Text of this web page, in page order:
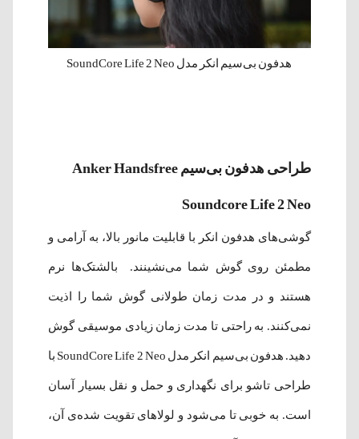
هدفون بی‌سیم انکر مدل SoundCore Life 2 Neo
طراحی هدفون بی‌سیم Anker Handsfree
Soundcore Life 2 Neo
گوشی‌های هدفون انکر با قابلیت مانور بالا، به آرامی و
مطمئن روی گوش شما می‌نشینند. بالشتک‌ها نرم
هستند و در مدت زمان طولانی گوش شما را اذیت
نمی‌کنند. به راحتی تا مدت زمان زیادی موسیقی گوش
دهید. هدفون بی‌سیم انکر مدل SoundCore Life 2 Neo با
طراحی تاشو برای نگهداری و حمل و نقل بسیار آسان
است. به خوبی تا می‌شود و لولاهای تقویت شده‌ی آن،